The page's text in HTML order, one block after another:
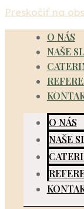
Preskočiť na
O NÁS
NAŠE
O NÁS
NAŠE